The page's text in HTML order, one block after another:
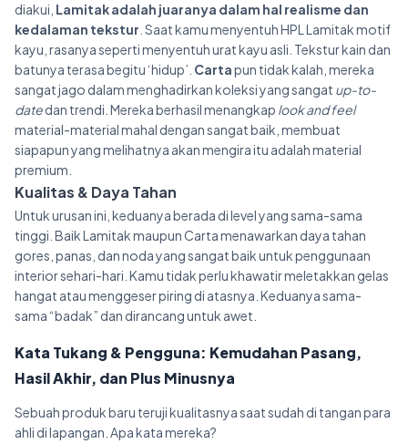
diakui, Lamitak adalah juaranya dalam hal realisme dan
kedalaman tekstur . Saat kamu menyentuh HPL Lamitak motif
kayu, rasanya seperti menyentuh urat kayu asli. Tekstur kain dan
batunya terasa begitu ‘hidup’. Cartapun tidak kalah, mereka
sangat jago dalam menghadirkan koleksi yang sangat up-to-
datedan trendi. Mereka berhasil menangkap look and feel
material-material mahal dengan sangat baik, membuat
siapapun yang melihatnya akan mengira itu adalah material
premium.
Kualitas & Daya Tahan
Untuk urusan ini, keduanya berada di level yang sama-sama
tinggi. Baik Lamitak maupun Carta menawarkan daya tahan
gores, panas, dan noda yang sangat baik untuk penggunaan
interior sehari-hari. Kamu tidak perlu khawatir meletakkan gelas
hangat atau menggeser piring di atasnya. Keduanya sama-
sama “badak” dan dirancang untuk awet.
Kata Tukang & Pengguna: Kemudahan Pasang,
Hasil Akhir, dan Plus Minusnya
Sebuah produk baru teruji kualitasnya saat sudah di tangan para
ahli di lapangan. Apa kata mereka?